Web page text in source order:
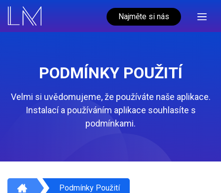
Najměte si nás
PODMÍNKY POUŽITÍ
Velmi si uvědomujeme, že používáte naše aplikace.
Instalací a používáním aplikace souhlasíte s
podmínkami.
Podmínky Použití